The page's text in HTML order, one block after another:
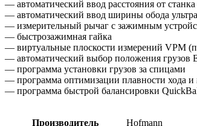
— автоматический ввод расстояния от
— автоматический ввод ширины обода
— измерительный рычаг с зажимным
— быстрозажимная гайка
— виртуальные плоскости измерений VPM
— автоматический выбор положения грузов
— программа установки грузов за спицами
— программа оптимизации плавности хода
— программа быстрой балансировки QuickBal
Производитель Hofmann